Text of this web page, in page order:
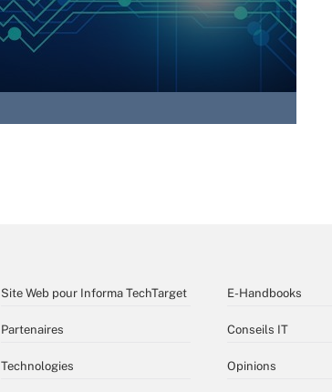
Site Web pour Informa TechTarget
Partenaires
Technologies
E-Handbooks
Conseils IT
Opinions